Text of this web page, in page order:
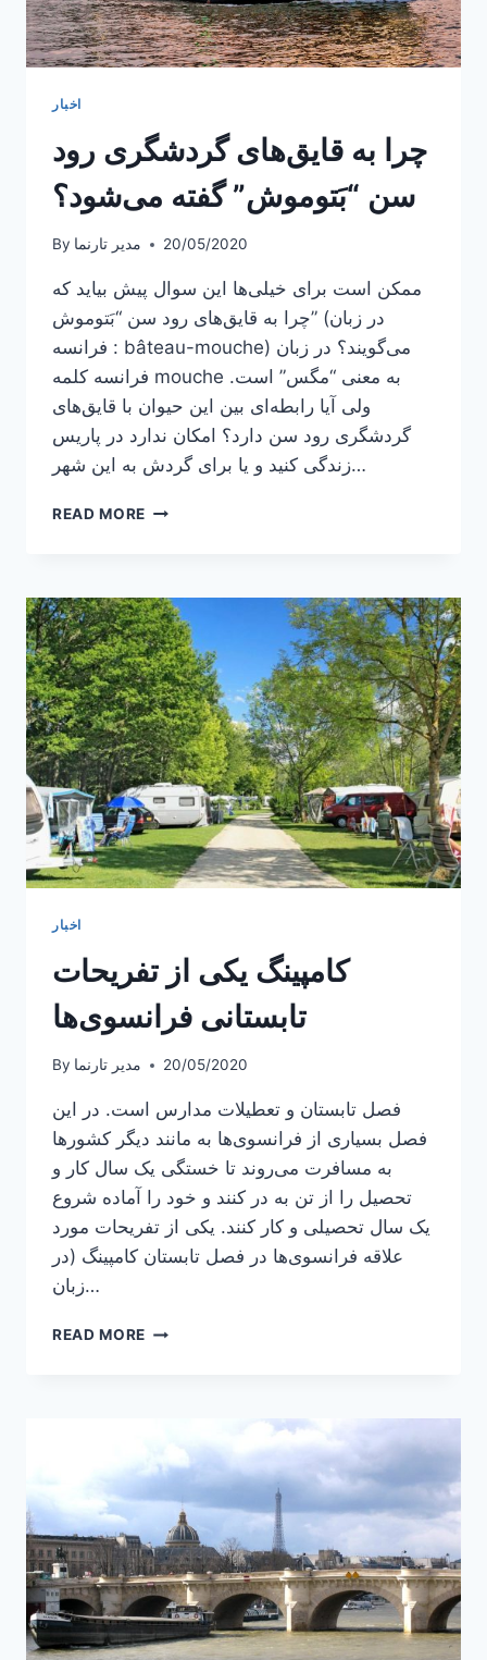
اخبار
چرا به قایق‌های گردشگری رود
سن “بَتوموش” گفته می‌شود؟
By مدیر تارنما 20/05/2020
ممکن است برای خیلی‌ها این سوال پیش بیاید که
چرا به قایق‌های رود سن “بَتوموش” (در زبان
فرانسه : bâteau-mouche) می‌گویند؟ در زبان
فرانسه کلمه mouche به معنی “مگس” است.
ولی آیا رابطه‌ای بین این حیوان با قایق‌های
گردشگری رود سن دارد؟ امکان ندارد در پاریس
زندگی کنید و یا برای گردش به این شهر…
READ MORE چرا
رود
سن
“بَتوموش”
گفته
می‌شود؟
اخبار
کامپینگ یکی از تفریحات
تابستانی فرانسوی‌ها
By مدیر تارنما 20/05/2020
فصل تابستان و تعطیلات مدارس است. در این
فصل بسیاری از فرانسوی‌ها به مانند دیگر کشورها
به مسافرت می‌روند تا خستگی یک سال کار و
تحصیل را از تن به در کنند و خود را آماده شروع
یک سال تحصیلی و کار کنند. یکی از تفریحات مورد
علاقه فرانسوی‌ها در فصل تابستان کامپینگ (در
زبان…
READ MORE کامپینگ
فرانسوی‌ها